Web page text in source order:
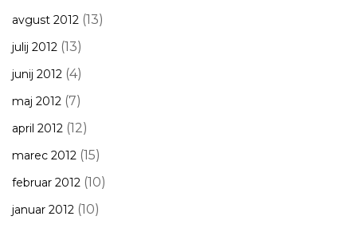
avgust 2012 (13)
julij 2012 (13)
junij 2012 (4)
maj 2012 (7)
april 2012 (12)
marec 2012 (15)
februar 2012 (10)
januar 2012 (10)